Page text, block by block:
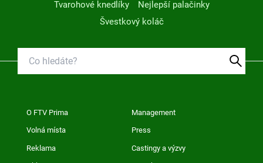
Tvarohové knedlíky
Nejlepší palačinky
Švestkový koláč
O FTV Prima Management
Volná místa Press
Reklama Castingy a výzvy